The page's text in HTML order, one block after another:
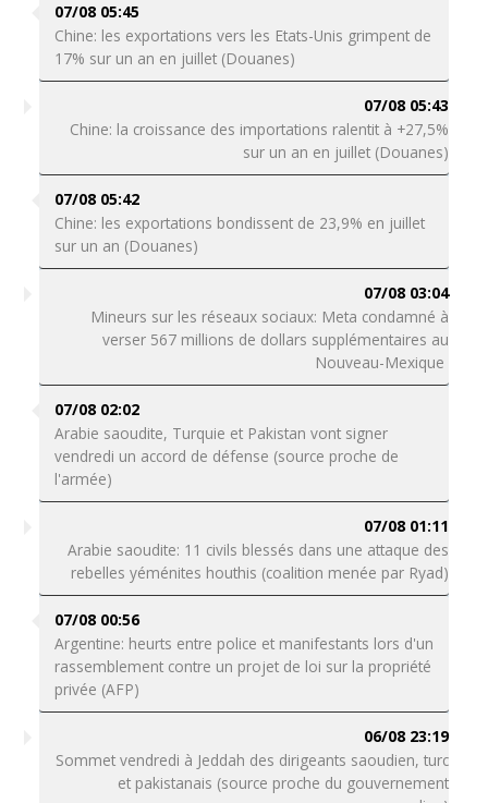
07/08 05:45
Chine: les exportations vers les Etats-Unis grimpent de
17% sur un an en juillet (Douanes)
07/08 05:43
Chine: la croissance des importations ralentit à +27,5%
sur un an en juillet (Douanes)
07/08 05:42
Chine: les exportations bondissent de 23,9% en juillet
sur un an (Douanes)
07/08 03:04
Mineurs sur les réseaux sociaux: Meta condamné à
verser 567 millions de dollars supplémentaires au
Nouveau-Mexique
07/08 02:02
Arabie saoudite, Turquie et Pakistan vont signer
vendredi un accord de défense (source proche de
l'armée)
07/08 01:11
Arabie saoudite: 11 civils blessés dans une attaque des
rebelles yéménites houthis (coalition menée par Ryad)
07/08 00:56
Argentine: heurts entre police et manifestants lors d'un
rassemblement contre un projet de loi sur la propriété
privée (AFP)
06/08 23:19
Sommet vendredi à Jeddah des dirigeants saoudien, turc
et pakistanais (source proche du gouvernement